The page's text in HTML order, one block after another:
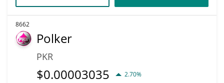
8662
Polker
PKR
$0.00003035 2.70%